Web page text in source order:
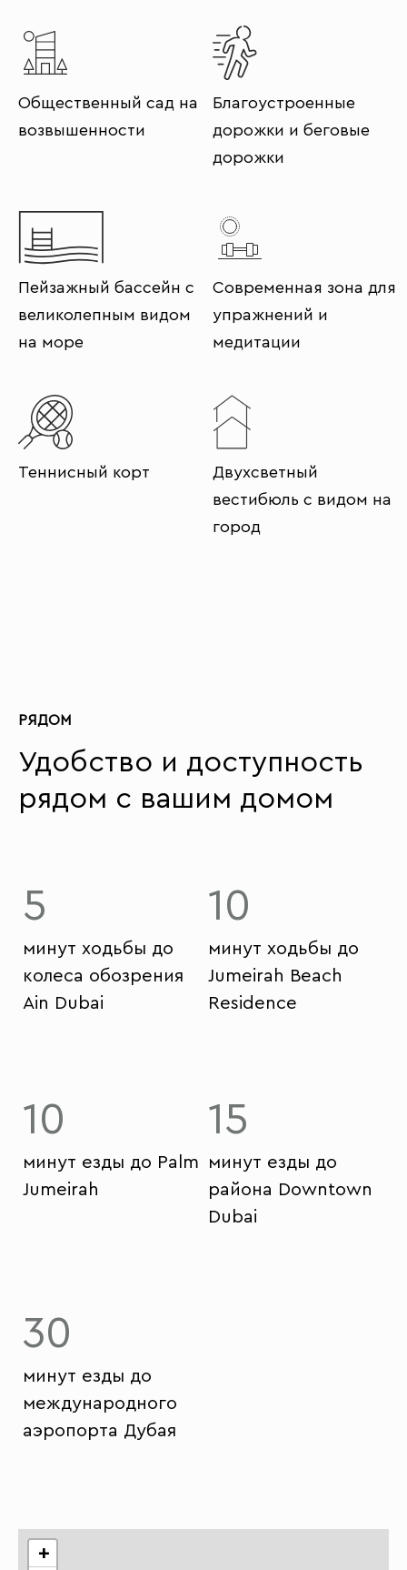
Общественный сад на
возвышенности
Благоустроенные
дорожки и беговые
дорожки
Пейзажный бассейн с
великолепным видом
на море
Современная зона для
упражнений и
медитации
Теннисный корт
Двухсветный
вестибюль с видом на
город
РЯДОМ
Удобство и доступность
рядом с вашим домом
+
5
минут ходьбы до
колеса обозрения
Ain Dubai
10
минут ходьбы до
Jumeirah Beach
Residence
10
минут езды до Palm
Jumeirah
15
минут езды до
района Downtown
Dubai
30
минут езды до
международного
аэропорта Дубая